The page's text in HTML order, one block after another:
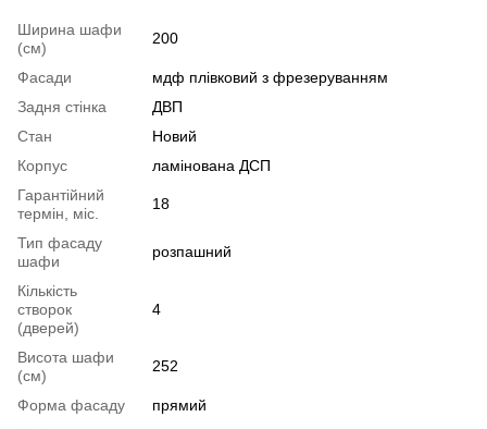
Ширина шафи
(см)
200
Фасади
мдф плівковий з фрезеруванням
Задня стінка
ДВП
Стан
Новий
Корпус
ламінована ДСП
Гарантійний
термін, міс.
18
Тип фасаду
шафи
розпашний
Кількість
створок
(дверей)
4
Висота шафи
(см)
252
Форма фасаду
прямий